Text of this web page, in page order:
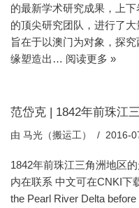
的最新学术研究成果，上
的顶尖研究团队，进行了
旨在于以澳门为对象，探
缘塑造出… 阅读更多 »
范岱克 | 1842年前珠江
由 马光（搬运工） 2016-
1842年前珠江三角洲地区
内在联系 中文可在CNKI下
the Pearl River Delta